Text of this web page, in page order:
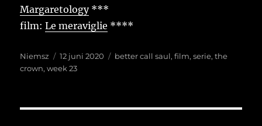
Margaretology***
film:Le meraviglie ****
Auteur
Niemsz
Geplaatst
op
12 juni 2020 Tags
better call saul,film,serie,the
crown,week 23